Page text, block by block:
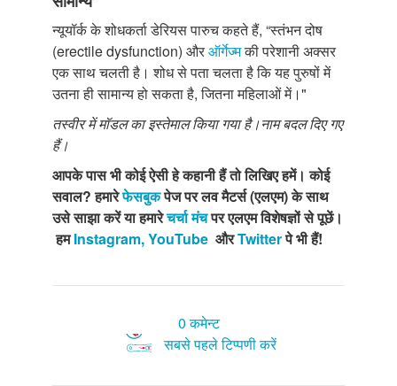
न्यूयॉर्क के शोधकर्ता डेरियस पारुच कहते हैं, “स्तंभन दोष
(erectile dysfunction) औरऑर्गेज्मकी परेशानी अक्सर
एक साथ चलती है। शोध से पता चलता है कि यह पुरुषों में
उतना ही सामान्य हो सकता है, जितना महिलाओं में।"
तस्वीर में मॉडल का इस्तेमाल किया गया है।नाम बदल दिए गए
हैं।
आपकेपासभीकोईऐसीहेकहानीहैंतोलिखिएहमें। कोई
सवाल?हमारेफेसबुकपेजपरलवमैटर्स(एलएम)केसाथ
उसेसाझाकरेंयाहमारेचर्चामंचपरएलएमविशेषज्ञोंसेपूछें।
हम Instagram,YouTube औरTwitterपेभीहैं!
0 कमेन्ट
सबसे पहले टिप्पणी करें